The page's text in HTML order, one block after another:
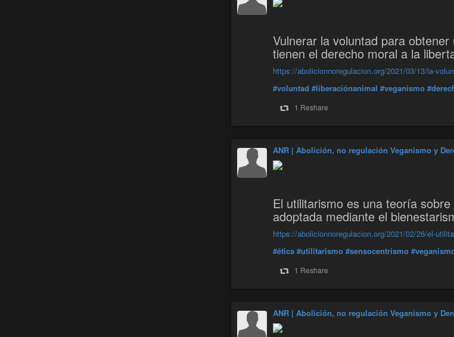
Vulnerar la voluntad para
tienen el derecho moral a la
https://abolicionnoregulacion.org/2021/03/13/la-
#voluntad #liberaciónanimal #veganismo
1 Reshare
ANR | Abolición, no regulación Veganismo y
El utilitarismo es una teoría
adoptada mediante el
https://abolicionnoregulacion.org/2021/02/26/el-
#ética #utilitarismo #sensocentrismo
1 Reshare
ANR | Abolición, no regulación Veganismo y